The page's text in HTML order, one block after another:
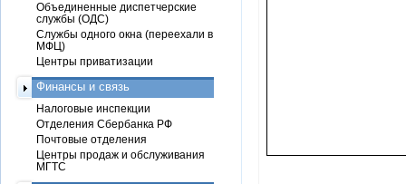
Объединенные диспетчерские
службы (ОДС)
Службы одного окна (переехали в
МФЦ)
Центры приватизации
Финансы и связь
Налоговые инспекции
Отделения Сбербанка РФ
Почтовые отделения
Центры продаж и обслуживания
МГТС